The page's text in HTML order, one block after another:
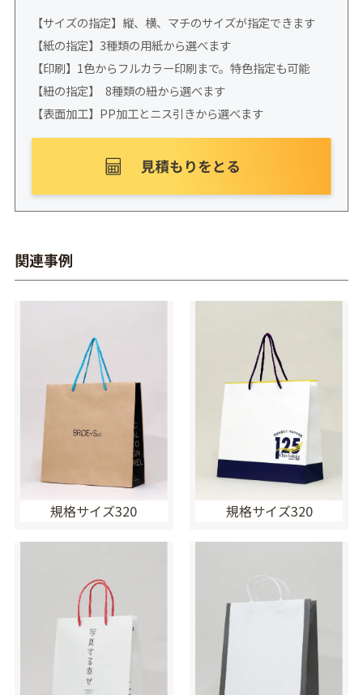
【サイズの指定】縦、横、マチのサイズが指定できます
【紙の指定】3種類の用紙から選べます
【印刷】1色からフルカラー印刷まで。特色指定も可能
【紐の指定】 8種類の紐から選べます
【表面加工】PP加工とニス引きから選べます
関連事例
規格サイズ320 規格サイズ320